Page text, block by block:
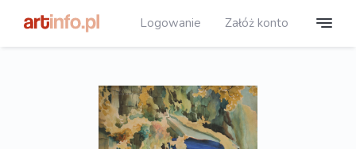
Logowanie Załóż konto